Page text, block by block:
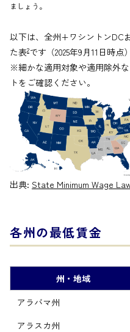
ましょう。
以下は、全州+ワシントンDC
た表2です（2025年9月11日時点）
※細かな適用対象や適用除外
トをご確認ください。
出典: State Minimum Wage
各州の最低賃金
州・地域
州・地域
アラバマ州
アラスカ州